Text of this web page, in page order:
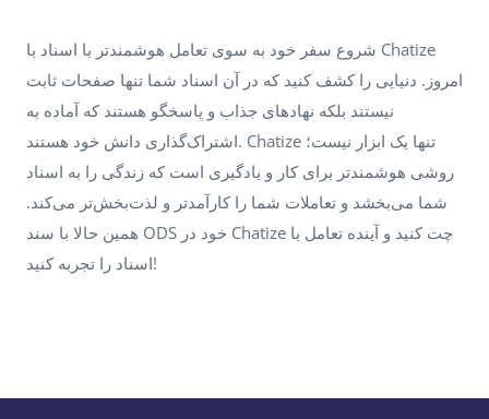
شروع سفر خود به سوی تعامل هوشمندتر با اسناد با Chatize
امروز. دنیایی را کشف کنید که در آن اسناد شما تنها صفحات ثابت
نیستند بلکه نهادهای جذاب و پاسخگو هستند که آماده به
اشتراک‌گذاری دانش خود هستند. Chatize تنها یک ابزار نیست؛
روشی هوشمندتر برای کار و یادگیری است که زندگی را به اسناد
شما می‌بخشد و تعاملات شما را کارآمدتر و لذت‌بخش‌تر می‌کند.
همین حالا با سند ODS خود در Chatize چت کنید و آینده تعامل با
اسناد را تجربه کنید!